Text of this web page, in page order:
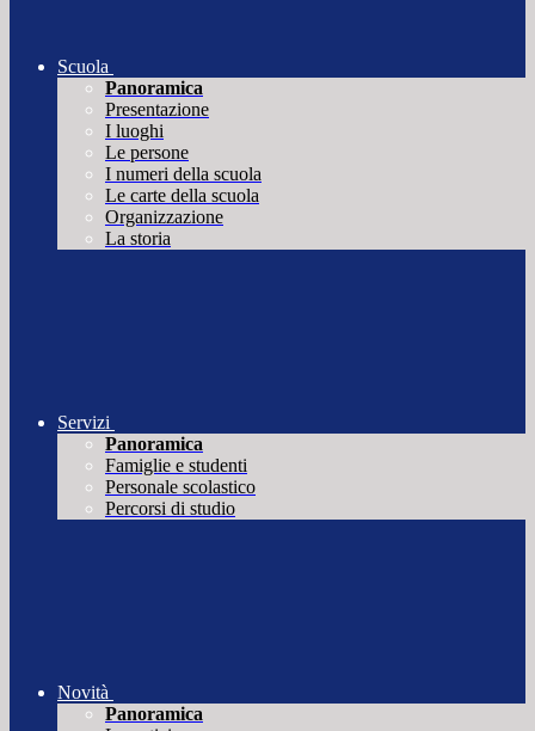
Scuola
Panoramica
Presentazione
I luoghi
Le persone
I numeri della scuola
Le carte della scuola
Organizzazione
La storia
Servizi
Panoramica
Famiglie e studenti
Personale scolastico
Percorsi di studio
Novità
Panoramica